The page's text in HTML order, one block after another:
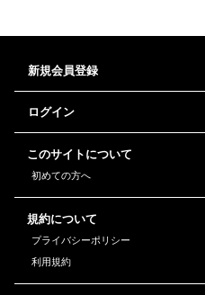
新規会員登録
ログイン
このサイトについて
初めての方へ
規約について
プライバシーポリシー
利用規約